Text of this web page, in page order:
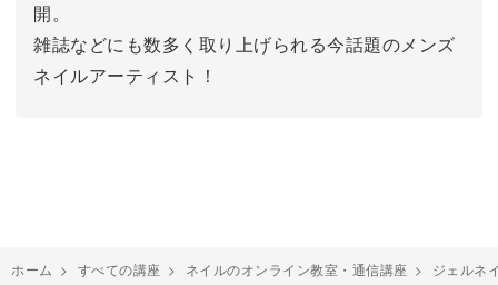
開。
雑誌などにも数多く取り上げられる今話題のメンズ
ネイルアーティスト！
ホーム > すべての講座 > ネイルのオンライン教室・通信講座 > ジェルネ